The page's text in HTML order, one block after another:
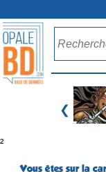
❮
²
Vous êtes sur la